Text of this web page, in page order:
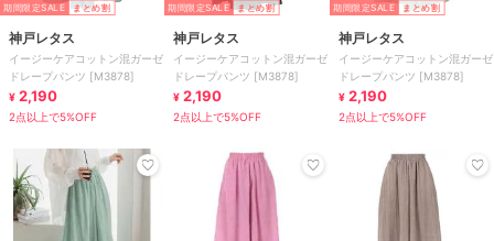
期間限定SALE まとめ割
神戸レタス
イージーケアコットン混ガーゼ
ドレープパンツ [M3878]
¥ 2,190
2点以上で5%OFF
期間限定SALE まとめ割
神戸レタス
イージーケアコットン混ガーゼ
ドレープパンツ [M3878]
¥ 2,190
2点以上で5%OFF
期間限定SALE まとめ割
神戸レタス
イージーケアコットン混ガーゼ
ドレープパンツ [M3878]
¥ 2,190
2点以上で5%OFF